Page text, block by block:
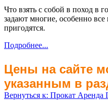
Что взять с собой в поход в
задают многие, особенно
пригодятся.
Подробнее...
Цены на сайте
указанным в
Вернуться к: Прокат